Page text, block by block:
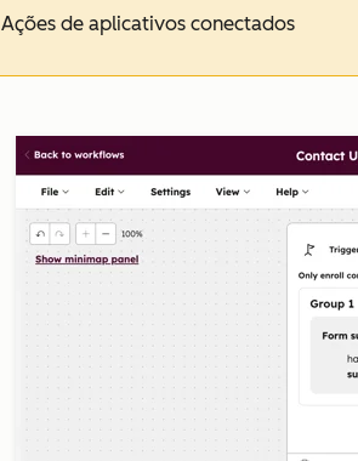
Ações de aplicativos conectados